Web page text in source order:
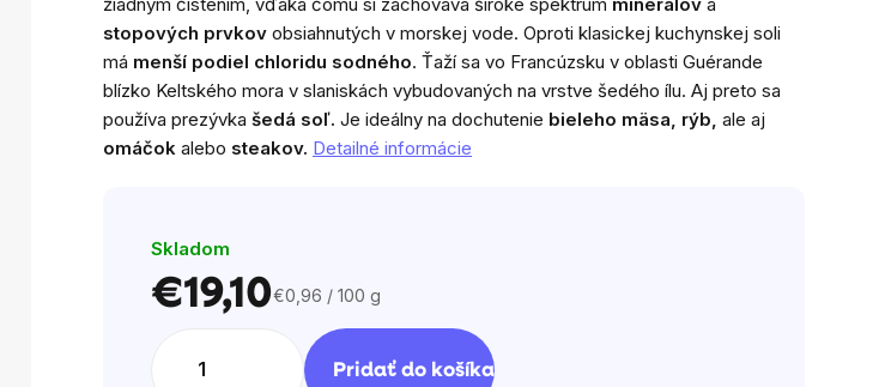
hviezdičiek.
stopových prvkov obsiahnutých v morskej vode. Oproti klasickej kuchynskej soli
má menší podiel chloridu sodného. Ťaží sa vo Francúzsku v oblasti Guérande
blízko Keltského mora v slaniskách vybudovaných na vrstve šedého ílu. Aj preto sa
používa prezývka šedá soľ. Je ideálny na dochutenie bieleho mäsa, rýb, ale aj
omáčok alebo steakov. Detailné informácie
Skladom
€19,10 Jednotková
€0,96 / 100 g
Pridať do košíka